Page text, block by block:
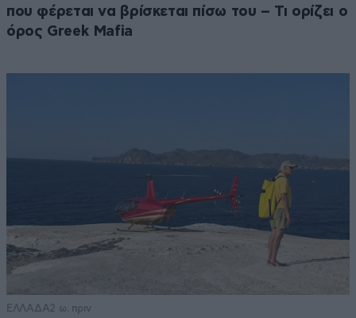
που φέρεται να βρίσκεται πίσω του – Τι ορίζει ο
όρος Greek Mafia
ΕΛΛΑΔΑ2 ω. πριν